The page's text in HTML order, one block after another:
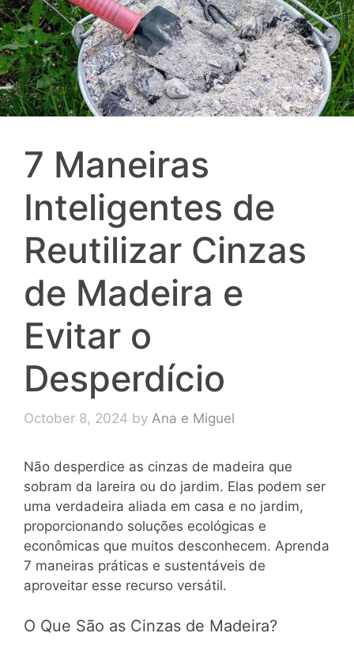
7 Maneiras
Inteligentes de
Reutilizar Cinzas
de Madeira e
Evitar o
Desperdício
October 8, 2024 by Ana e Miguel
Não desperdice as cinzas de madeira que
sobram da lareira ou do jardim. Elas podem ser
uma verdadeira aliada em casa e no jardim,
proporcionando soluções ecológicas e
econômicas que muitos desconhecem. Aprenda
7 maneiras práticas e sustentáveis de
aproveitar esse recurso versátil.
O Que São as Cinzas de Madeira?